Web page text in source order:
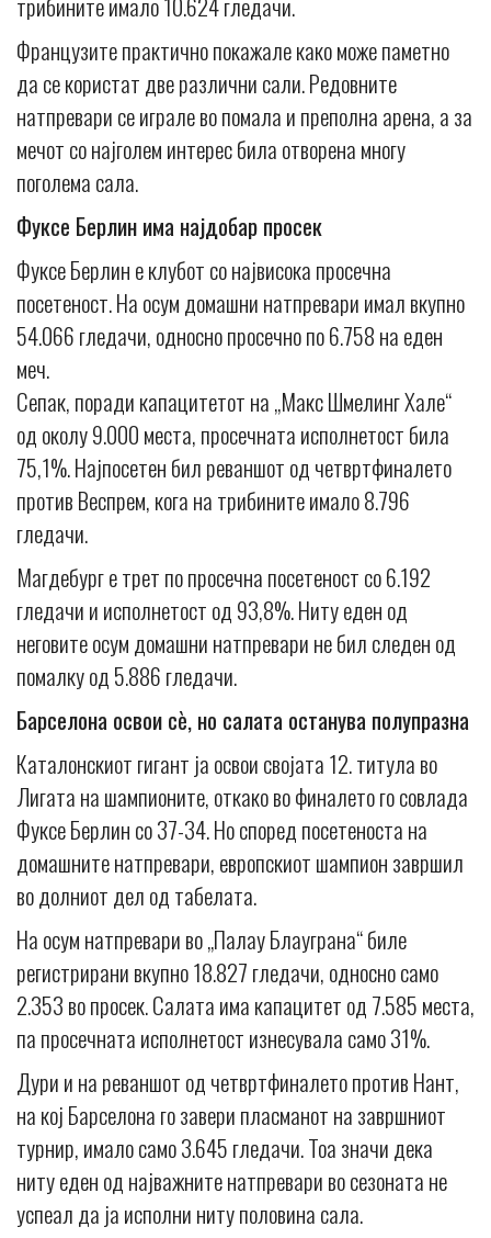
Французите практично покажале како може паметно
да се користат две различни сали. Редовните
натпревари се играле во помала и преполна арена, а за
мечот со најголем интерес била отворена многу
поголема сала.
Фуксе Берлин има најдобар просек
Фуксе Берлин е клубот со највисока просечна
посетеност. На осум домашни натпревари имал вкупно
54.066 гледачи, односно просечно по 6.758 на еден
меч.
Сепак, поради капацитетот на „Макс Шмелинг Хале“
од околу 9.000 места, просечната исполнетост била
75,1%. Најпосетен бил реваншот од четвртфиналето
против Веспрем, кога на трибините имало 8.796
гледачи.
Магдебург е трет по просечна посетеност со 6.192
гледачи и исполнетост од 93,8%. Ниту еден од
неговите осум домашни натпревари не бил следен од
помалку од 5.886 гледачи.
Барселона освои сè, но салата останува полупразна
Каталонскиот гигант ја освои својата 12. титула во
Лигата на шампионите, откако во финалето го совлада
Фуксе Берлин со 37-34. Но според посетеноста на
домашните натпревари, европскиот шампион завршил
во долниот дел од табелата.
На осум натпревари во „Палау Блауграна“ биле
регистрирани вкупно 18.827 гледачи, односно само
2.353 во просек. Салата има капацитет од 7.585 места,
па просечната исполнетост изнесувала само 31%.
Дури и на реваншот од четвртфиналето против Нант,
на кој Барселона го завери пласманот на завршниот
турнир, имало само 3.645 гледачи. Тоа значи дека
ниту еден од најважните натпревари во сезоната не
успеал да ја исполни ниту половина сала.